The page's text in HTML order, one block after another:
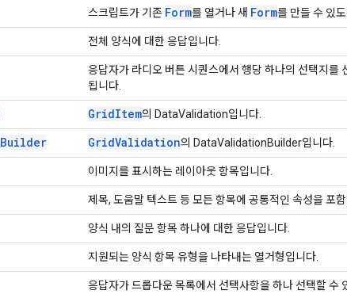
스크립트가 기존 Form를 열거나 새 Form를 만들 수 있
전체 양식에 대한 응답입니다.
응답자가 라디오 버튼 시퀀스에서 행당 하나의 선택지를
됩니다.
GridItem의 DataValidation입니다.
Builder GridValidation의 DataValidationBuilder입니다.
이미지를 표시하는 레이아웃 항목입니다.
제목, 도움말 텍스트 등 모든 항목에 공통적인 속성을 포
양식 내의 질문 항목 하나에 대한 응답입니다.
지원되는 양식 항목 유형을 나타내는 열거형입니다.
응답자가 드롭다운 목록에서 선택사항을 하나 선택할 수